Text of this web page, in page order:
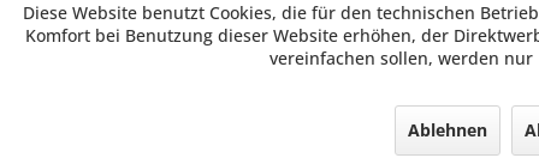
Diese Website benutzt Cookies, die für den technischen
Komfort bei Benutzung dieser Website erhöhen, der
vereinfachen sollen, werden
Ablehnen